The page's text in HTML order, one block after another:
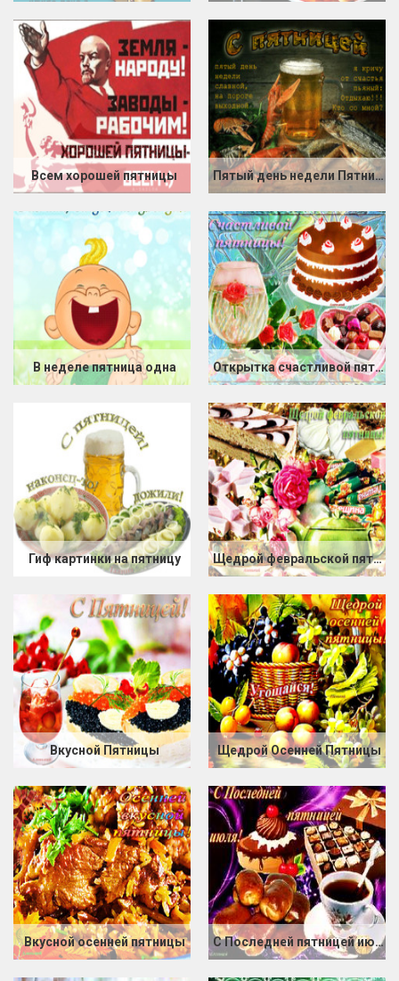
Всем хорошей пятницы Пятый день недели Пятница
В неделе пятница одна Открытка счастливой пятницы
Гиф картинки на пятницу Щедрой февральской пятницы
Вкусной Пятницы Щедрой Осенней Пятницы
Вкусной осенней пятницы С Последней пятницей июля!